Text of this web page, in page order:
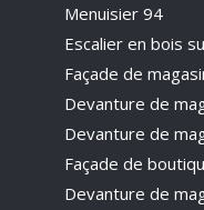
Menuisier 94
Escalier en bois
Façade de
Devanture de
Devanture de
Façade de
Devanture de